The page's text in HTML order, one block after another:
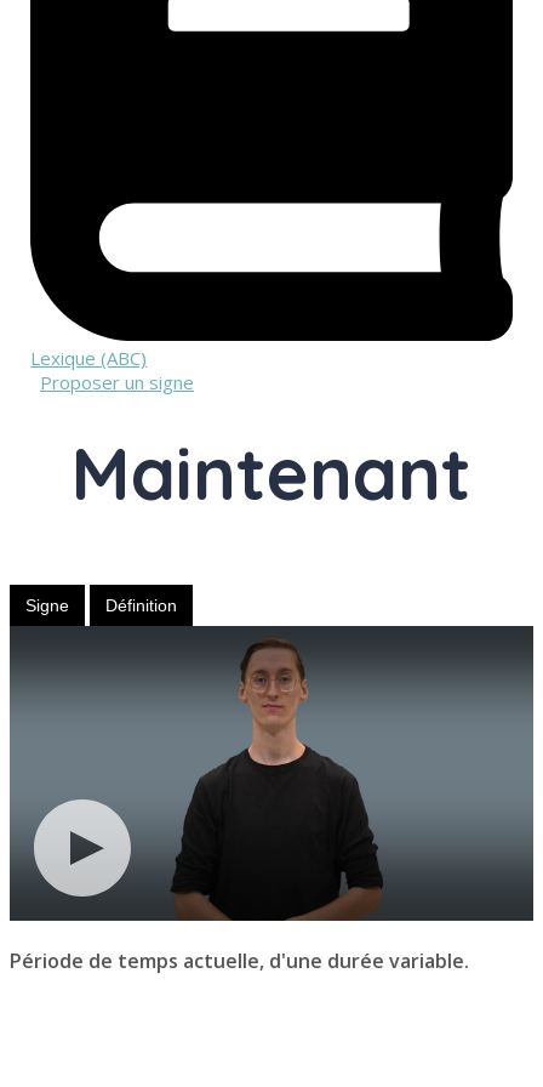
Lexique (ABC)
Proposer un signe
Maintenant
Signe Définition
Période de temps actuelle, d'une durée variable.